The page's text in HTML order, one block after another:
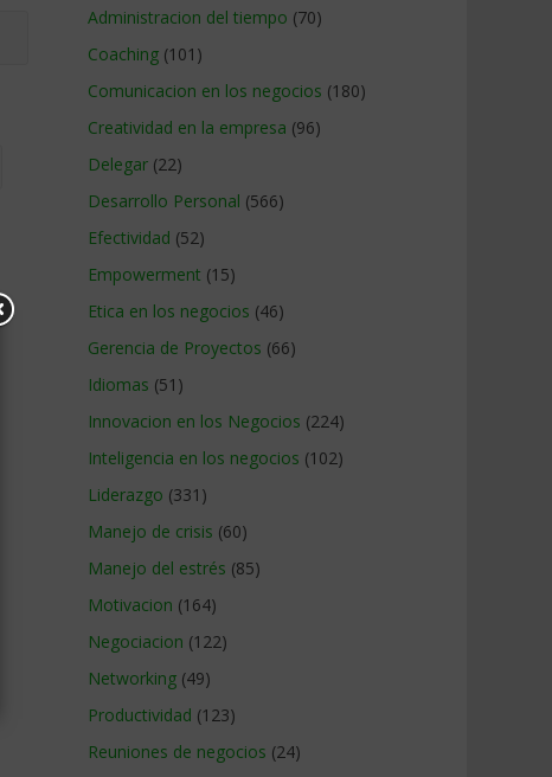
Administracion del tiempo (70)
Coaching (101)
Comunicacion en los negocios (180)
Creatividad en la empresa (96)
Delegar (22)
Desarrollo Personal (566)
Efectividad (52)
Empowerment (15)
Etica en los negocios (46)
Gerencia de Proyectos (66)
Idiomas (51)
Innovacion en los Negocios (224)
Inteligencia en los negocios (102)
Liderazgo (331)
Manejo de crisis (60)
Manejo del estrés (85)
Motivacion (164)
Negociacion (122)
Networking (49)
Productividad (123)
Reuniones de negocios (24)